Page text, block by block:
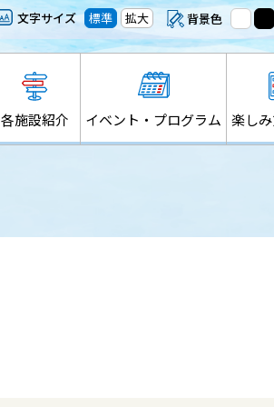
文字サイズ 標準 拡大 背景色
各施設紹介 イベント・プログラム 楽し